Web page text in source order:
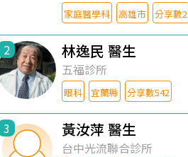
家庭醫學科 高雄市 分享數2
2 林逸民 醫生
五福診所
眼科 宜蘭縣 分享數542
3 黃汝萍 醫生
台中光流聯合診所